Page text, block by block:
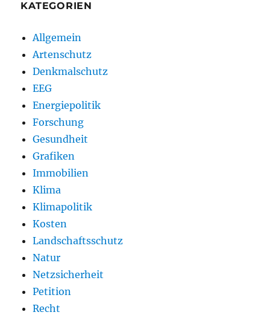
KATEGORIEN
Allgemein
Artenschutz
Denkmalschutz
EEG
Energiepolitik
Forschung
Gesundheit
Grafiken
Immobilien
Klima
Klimapolitik
Kosten
Landschaftsschutz
Natur
Netzsicherheit
Petition
Recht